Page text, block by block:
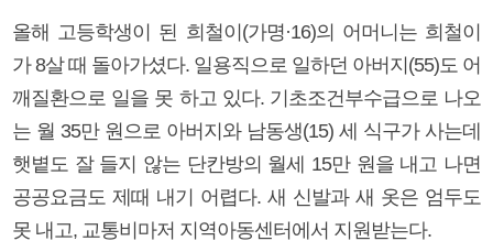
올해 고등학생이 된 희철이(가명·16)의 어머니는 희철이
가 8살 때 돌아가셨다. 일용직으로 일하던 아버지(55)도 어
깨질환으로 일을 못 하고 있다. 기초조건부수급으로 나오
는 월 35만 원으로 아버지와 남동생(15) 세 식구가 사는데
햇볕도 잘 들지 않는 단칸방의 월세 15만 원을 내고 나면
공공요금도 제때 내기 어렵다. 새 신발과 새 옷은 엄두도
못 내고, 교통비마저 지역아동센터에서 지원받는다.